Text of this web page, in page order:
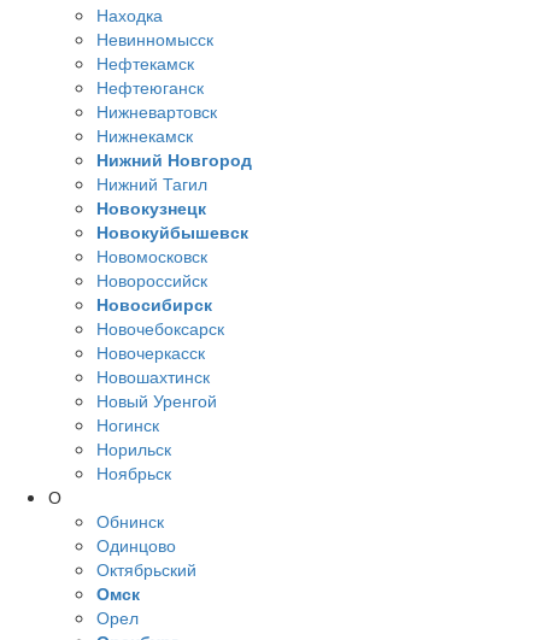
Находка
Невинномысск
Нефтекамск
Нефтеюганск
Нижневартовск
Нижнекамск
Нижний Новгород
Нижний Тагил
Новокузнецк
Новокуйбышевск
Новомосковск
Новороссийск
Новосибирск
Новочебоксарск
Новочеркасск
Новошахтинск
Новый Уренгой
Ногинск
Норильск
Ноябрьск
О
Обнинск
Одинцово
Октябрьский
Омск
Орел